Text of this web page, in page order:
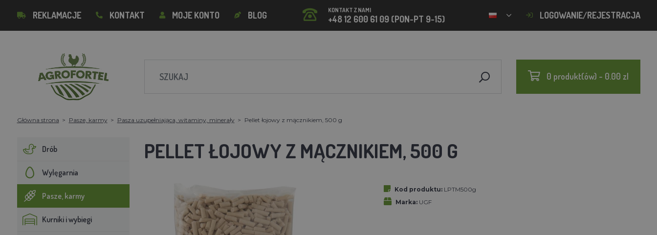
REKLAMACJE KONTAKT MOJE KONTO BLOG KONTAKT Z NAMI
+48 12 600 61 09 (PON-PT 9-15) LOGOWANIE/REJESTRACJA
0 produkt(ów) - 0.00 zl
Główna strona Pasze, karmy Pasza uzupełniająca, witaminy, minerały Pellet łojowy z mącznikiem, 500 g
Drób
Wylęgarnia
Pasze, karmy
Kurniki i wybiegi
PELLET ŁOJOWY Z MĄCZNIKIEM, 500 G
Kod produktu: LPTM500g
Marka: UGF